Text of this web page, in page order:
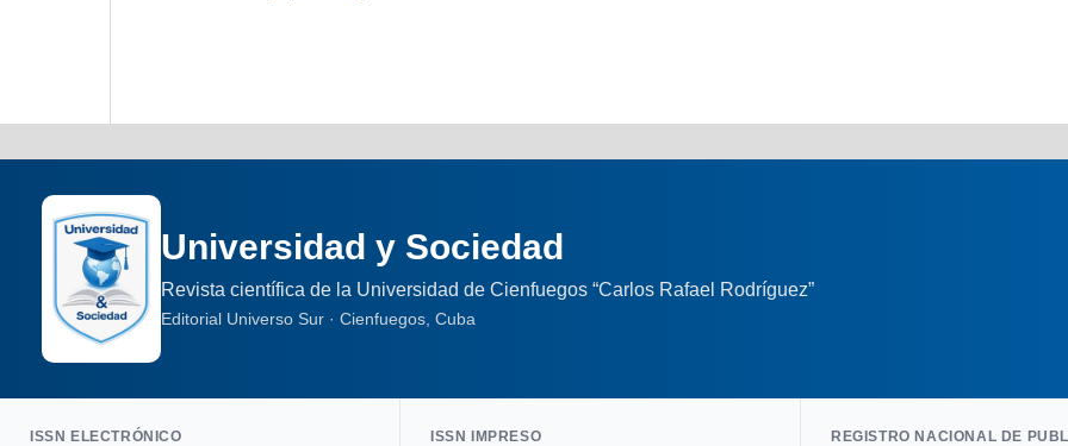
Universidad y Sociedad
Revista científica de la Universidad de Cienfuegos “Carlos Rafael Rodríguez”
Editorial Universo Sur · Cienfuegos, Cuba
ISSN ELECTRÓNICO ISSN IMPRESO
REGISTRO NACIONAL DE